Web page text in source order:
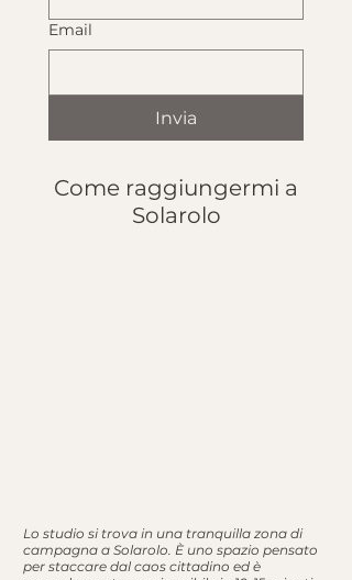
Email
Invia
Come raggiungermi a
Solarolo
Lo studio si trova in una tranquilla zona di
campagna a Solarolo. È uno spazio pensato
per staccare dal caos cittadino ed è